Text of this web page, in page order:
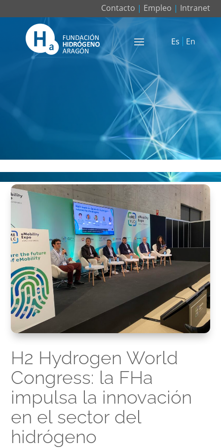
Contacto | Empleo | Intranet
Es En
H2 Hydrogen World
Congress: la FHa
impulsa la innovación
en el sector del
hidrógeno